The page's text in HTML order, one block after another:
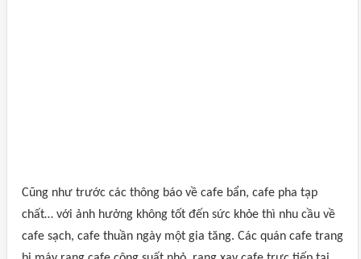
Cũng như trước các thông báo về cafe bẩn, cafe pha tạp
chất… với ảnh hưởng không tốt đến sức khỏe thì nhu cầu về
cafe sạch, cafe thuần ngày một gia tăng. Các quán cafe trang